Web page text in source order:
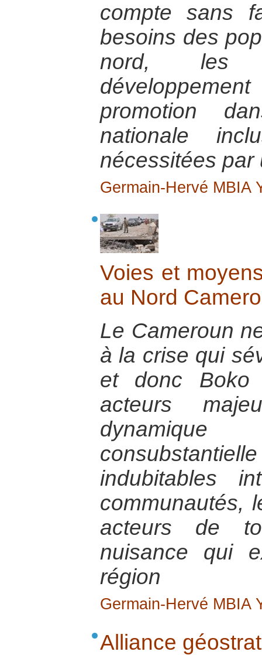
compte sans
besoins des
nord, les
promotion
nationale
nécessitées par
Germain-Hervé MBIA
Voies et
au Nord
Le Cameroun
à la crise qui
et donc
acteurs
indubitables
communautés,
acteurs de
nuisance qui
région
Germain-Hervé MBIA
Alliance